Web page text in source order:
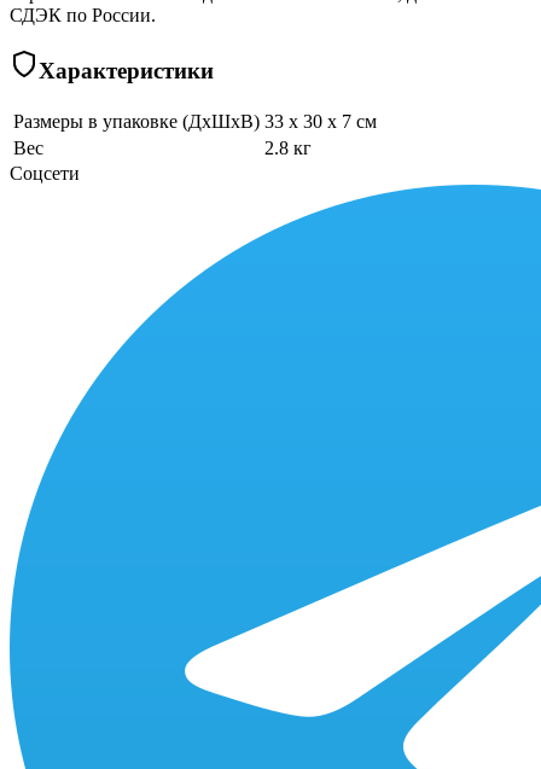
СДЭК по России.
Характеристики
Размеры в упаковке (ДхШхВ) 33 x 30 x 7 см
Вес
2.8 кг
Соцсети